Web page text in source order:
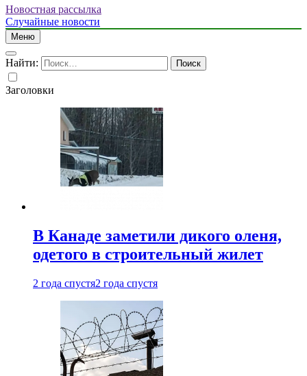
Новостная рассылка
Случайные новости
Меню
Найти:
Заголовки
В Канаде заметили дикого оленя,
одетого в строительный жилет
2 года спустя2 года спустя